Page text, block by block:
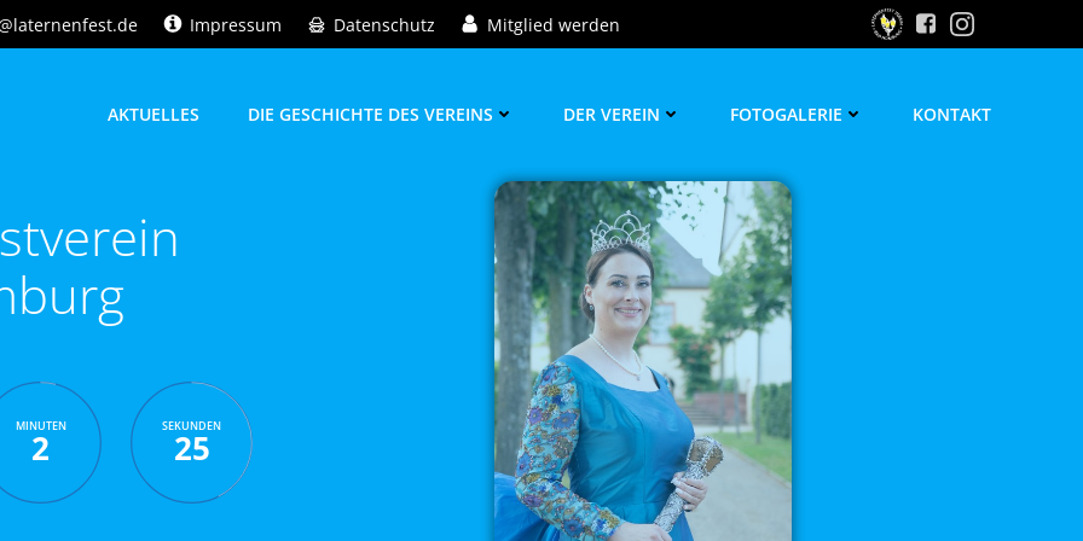
Impressum Datenschutz Mitglied werden
AKTUELLES DIE GESCHICHTE DES VEREINS DER VEREIN FOTOGALERIE KONTAKT
MINUTEN
2
SEKUNDEN
24